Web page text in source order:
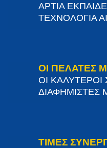
ΑΡΤΙΑ
ΤΕΧΝΟΛΟΓΙΑ
ΟΙ ΠΕΛΑΤΕΣ
ΟΙ ΚΑΛΥΤΕΡΟΙ
ΔΙΑΦΗΜΙΣΤΕΣ
ΤΙΜΕΣ